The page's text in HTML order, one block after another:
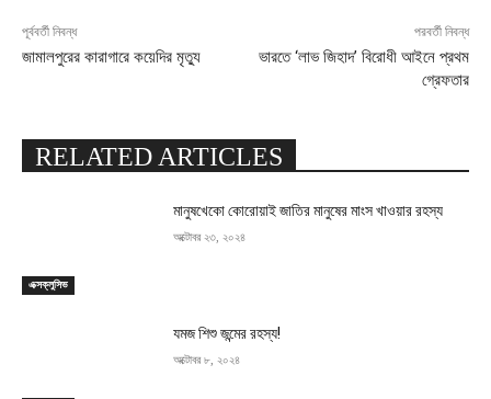
পূর্ববর্তী নিবন্ধ
জামালপুরের কারাগারে কয়েদির মৃত্যু
পরবর্তী নিবন্ধ
ভারতে ‘লাভ জিহাদ’ বিরোধী আইনে প্রথম
গ্রেফতার
RELATED ARTICLES
এক্সক্লুসিভ
মানুষখেকো কোরোয়াই জাতির মানুষের মাংস খাওয়ার রহস্য
অক্টোবর ২৩, ২০২৪
যমজ শিশু জন্মের রহস্য!
অক্টোবর ৮, ২০২৪